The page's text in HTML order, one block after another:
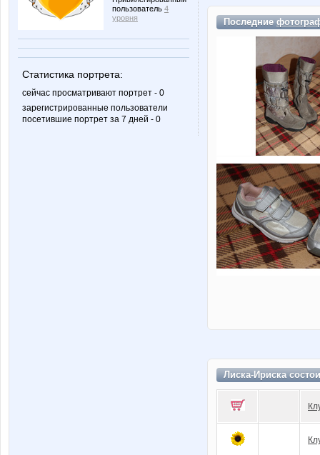
пользователь 4
уровня
Статистика портрета:
сейчас просматривают портрет - 0
зарегистрированные пользователи
посетившие портрет за 7 дней - 0
Последние
Лиска-Ириска